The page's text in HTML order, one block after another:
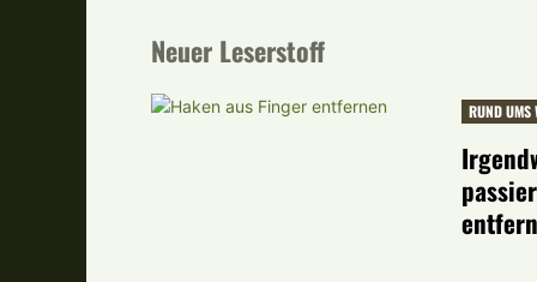
Neuer Leserstoff
RUND UMS